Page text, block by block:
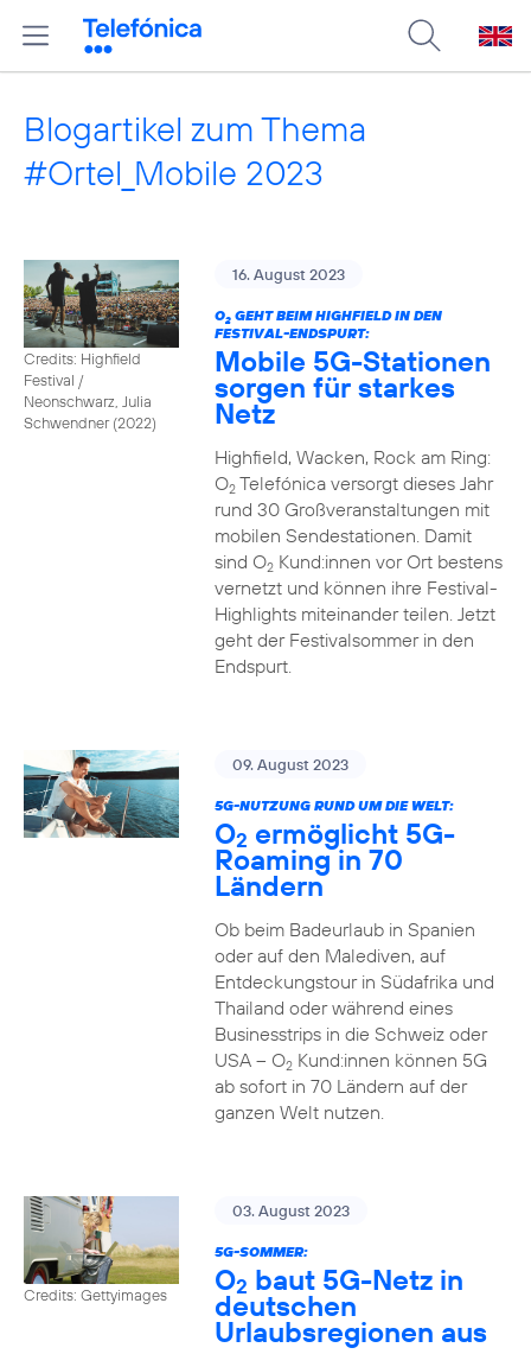
Blogartikel zum Thema
#Ortel_Mobile 2023
Credits: Highfield
Festival /
Neonschwarz, Julia
Schwendner (2022)
16. August 2023
O2GEHT BEIM HIGHFIELD IN DEN
FESTIVAL-ENDSPURT:
Mobile 5G-Stationen
sorgen für starkes
Netz
Highfield, Wacken, Rock am Ring:
O2Telefónica versorgt dieses Jahr
rund 30 Großveranstaltungen mit
mobilen Sendestationen. Damit
sind O2Kund:innen vor Ort bestens
vernetzt und können ihre Festival-
Highlights miteinander teilen. Jetzt
geht der Festivalsommer in den
Endspurt.
09. August 2023
5G-NUTZUNG RUND UM DIE WELT:
O2 ermöglicht 5G-
Roaming in 70
Ländern
Ob beim Badeurlaub in Spanien
oder auf den Malediven, auf
Entdeckungstour in Südafrika und
Thailand oder während eines
Businesstrips in die Schweiz oder
USA – O2Kund:innen können 5G
ab sofort in 70 Ländern auf der
ganzen Welt nutzen.
Credits: Gettyimages
03. August 2023
5G-SOMMER:
O2 baut 5G-Netz in
deutschen
Urlaubsregionen aus